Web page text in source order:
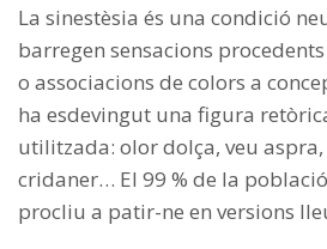
La sinestèsia és una condició
barregen sensacions
o associacions de colors a
ha esdevingut una figura
utilitzada: olor dolça, veu
cridaner… El 99 % de la
procliu a patir-ne en versions